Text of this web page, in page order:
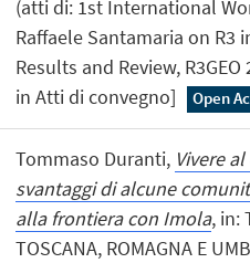
(atti di: 1st International
Raffaele Santamaria on R3
Results and Review,
in Atti di convegno]
Open
Tommaso Duranti, Vivere
svantaggi di alcune
alla frontiera con Imola, in:
TOSCANA, ROMAGNA E